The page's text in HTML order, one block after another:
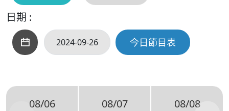
日期 :
今日節目表
08/06 08/07 08/08